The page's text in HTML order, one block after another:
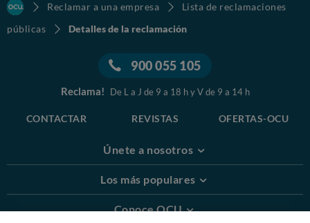
Reclamar a una empresa
Lista de reclamaciones
públicas
Detalles de la reclamación
900 055 105
Reclama! De L a J de 9 a 18 h y V de 9 a 14 h
CONTACTAR REVISTAS OFERTAS-OCU
Únete a nosotros
Los más populares
Conoce OCU